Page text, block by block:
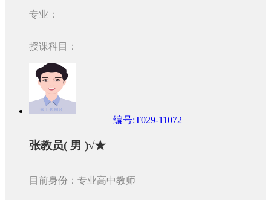
专业：
授课科目：
编号:T029-11072
张教员( 男 )√★
目前身份：专业高中教师